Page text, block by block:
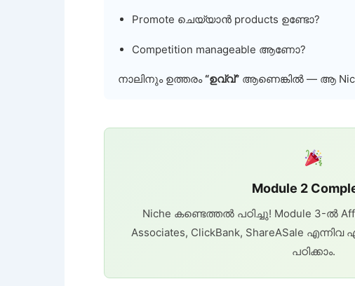
Promote ചെയ്യാൻ products ഉണ്ടോ?
Competition manageable ആണോ?
നാലിനും ഉത്തരം“ഉവ്വ്” ആണെങ്കിൽ — ആ
Module 2
Niche കണ്ടെത്തൽ പഠിച്ചു! Module 3-ൽ
Associates, ClickBank, ShareASale
പഠിക്കാം.